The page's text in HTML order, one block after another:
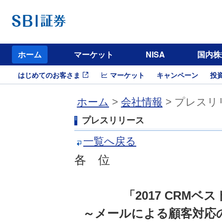
ホーム マーケット NISA 国内
はじめてのお客さま マーケット キャンペーン 投
ホーム > 会社情報 > プレスリ
プレスリリース
一覧へ戻る
各 位
「2017 CRMベ
～メールによる顧客対